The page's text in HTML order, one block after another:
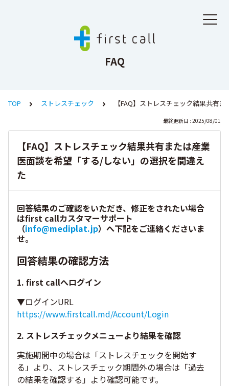
FAQ
TOP ストレスチェック 【FAQ】ストレスチェック結果共有
最終更新日 : 2025/08/01
【FAQ】ストレスチェック結果共有または産業
医面談を希望「する/しない」の選択を間違え
た
回答結果のご確認をいただき、修正をされたい場合
はfirst callカスタマーサポート
（info@mediplat.jp）へ下記をご連絡くださいま
せ。
回答結果の確認方法
1. first callへログイン
▼ログインURL
https://www.firstcall.md/Account/Login
2. ストレスチェックメニューより結果を確認
実施期間中の場合は「ストレスチェックを開始す
る」より、ストレスチェック期間外の場合は「過去
の結果を確認する」より確認可能です。